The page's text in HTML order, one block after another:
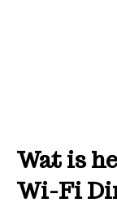
Wat is
Wi-Fi